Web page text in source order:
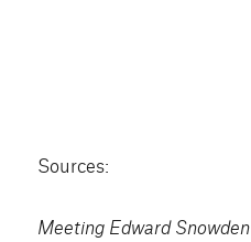
Sources:
Meeting Edward Snowden